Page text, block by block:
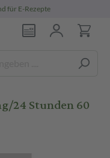
für E-Rezepte
24 Stunden 60